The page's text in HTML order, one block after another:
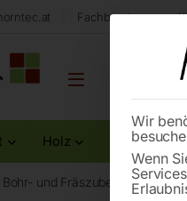
Fachberatung aus
Holz Metall
Bohr- und Fräszubehör
Wir
Wenn